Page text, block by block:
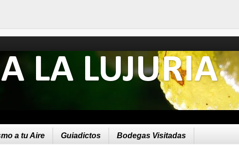
LA LUJURIA
a tu Aire Guiadictos Bodegas Visitadas